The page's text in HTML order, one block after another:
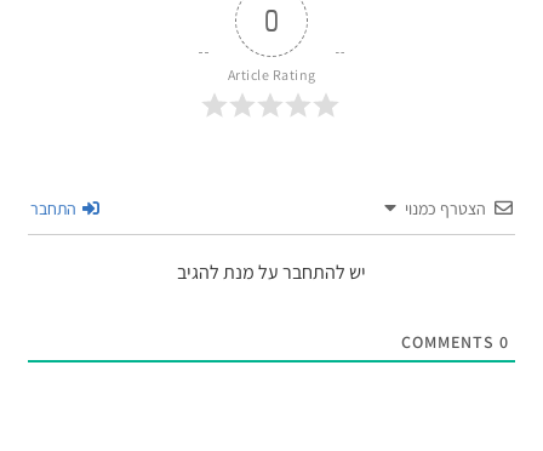
0
Article Rating
הצטרף כמנוי התחבר
יש להתחבר על מנת להגיב
0